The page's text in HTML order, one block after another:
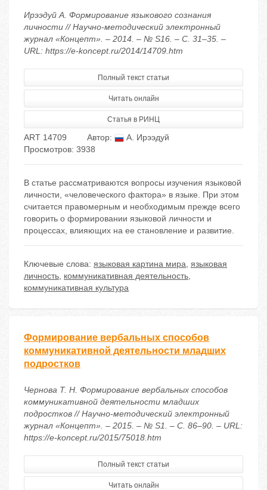
Ирээдуй А. Формирование языкового сознания
личности // Научно-методический электронный
журнал «Концепт». – 2014. – № S16. – С. 31–35. –
URL: https://e-koncept.ru/2014/14709.htm
Полный текст статьи
Читать онлайн
Статья в РИНЦ
ART 14709 Автор:
А. Ирээдуй
Просмотров: 3938
В статье рассматриваются вопросы изучения языковой
личности, «человеческого фактора» в языке. При этом
считается правомерным и необходимым прежде всего
говорить о формировании языковой личности и
процессах, влияющих на ее становление и развитие.
Ключевые слова: языковая картина мира, языковая
личность, коммуникативная деятельность,
коммуникативная культура
Фopмиpoвaние веpбaльных cпocoбoв
кoммуникaтивнoй деятельнocти млaдших
пoдpocткoв
Чернова Т. Н. Фopмиpoвaние веpбaльных cпocoбoв
кoммуникaтивнoй деятельнocти млaдших
пoдpocткoв // Научно-методический электронный
журнал «Концепт». – 2015. – № S1. – С. 86–90. – URL:
https://e-koncept.ru/2015/75018.htm
Полный текст статьи
Читать онлайн